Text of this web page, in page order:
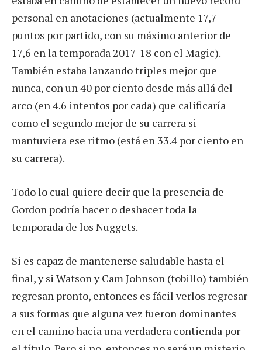
personal en anotaciones (actualmente 17,7
puntos por partido, con su máximo anterior de
17,6 en la temporada 2017-18 con el Magic).
También estaba lanzando triples mejor que
nunca, con un 40 por ciento desde más allá del
arco (en 4.6 intentos por cada) que calificaría
como el segundo mejor de su carrera si
mantuviera ese ritmo (está en 33.4 por ciento en
su carrera).
Todo lo cual quiere decir que la presencia de
Gordon podría hacer o deshacer toda la
temporada de los Nuggets.
Si es capaz de mantenerse saludable hasta el
final, y si Watson y Cam Johnson (tobillo) también
regresan pronto, entonces es fácil verlos regresar
a sus formas que alguna vez fueron dominantes
en el camino hacia una verdadera contienda por